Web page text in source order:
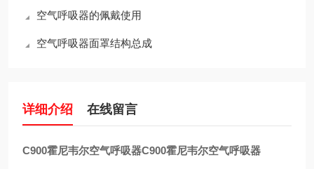
空气呼吸器的佩戴使用
空气呼吸器面罩结构总成
详细介绍 在线留言
C900霍尼韦尔空气呼吸器C900霍尼韦尔空气呼吸器